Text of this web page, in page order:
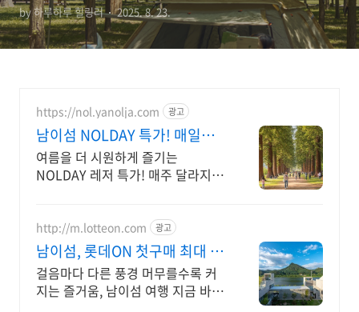
법
by 하루하루 힐링러 2025. 8. 23.
https://nol.yanolja.com 광고
남이섬 NOLDAY 특가! 매일
NOL DRAW 추첨!
여름을 더 시원하게 즐기는
NOLDAY 레저 특가! 매주 달라지는
http://m.lotteon.com 광고
남이섬, 롯데ON 첫구매 최대 5
천원 혜택!
걸음마다 다른 풍경 머무를수록 커
지는 즐거움, 남이섬 여행 지금 바로